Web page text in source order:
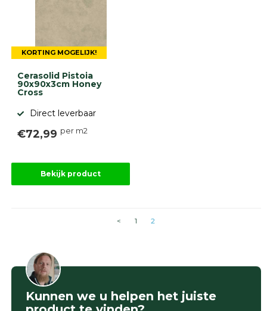
KORTING MOGELIJK!
Cerasolid Pistoia
90x90x3cm Honey
Cross
Direct leverbaar
€72,99 per m2
Bekijk product
< 1 2
Kunnen we u helpen het juiste